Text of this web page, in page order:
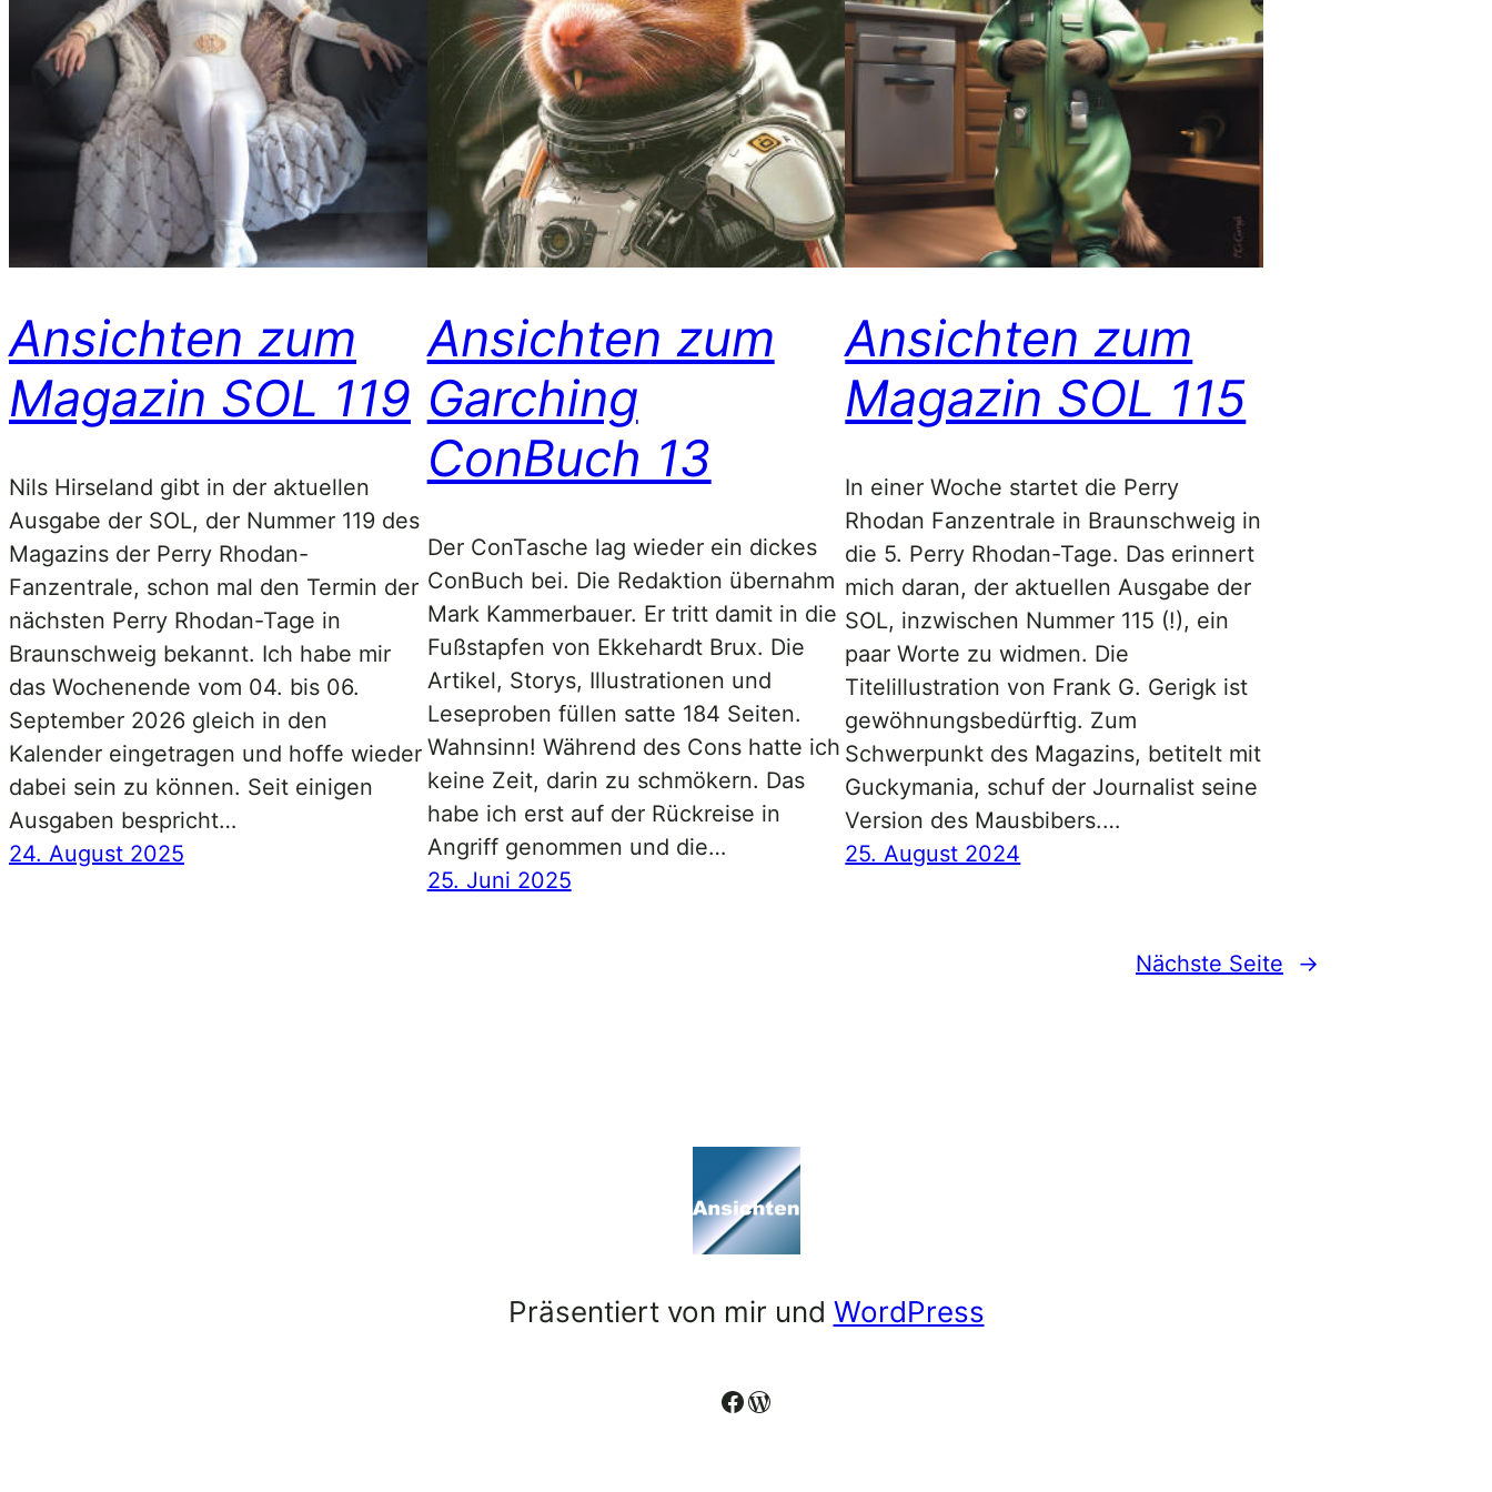
Ansichten zum
Magazin SOL 119
Nils Hirseland gibt in der aktuellen
Ausgabe der SOL, der Nummer 119 des
Magazins der Perry Rhodan-
Fanzentrale, schon mal den Termin der
nächsten Perry Rhodan-Tage in
Braunschweig bekannt. Ich habe mir
das Wochenende vom 04. bis 06.
September 2026 gleich in den
Kalender eingetragen und hoffe wieder
dabei sein zu können. Seit einigen
Ausgaben bespricht…
24. August 2025
Ansichten zum
Garching
ConBuch 13
Der ConTasche lag wieder ein dickes
ConBuch bei. Die Redaktion übernahm
Mark Kammerbauer. Er tritt damit in die
Fußstapfen von Ekkehardt Brux. Die
Artikel, Storys, Illustrationen und
Leseproben füllen satte 184 Seiten.
Wahnsinn! Während des Cons hatte ich
keine Zeit, darin zu schmökern. Das
habe ich erst auf der Rückreise in
Angriff genommen und die…
25. Juni 2025
Ansichten zum
Magazin SOL 115
In einer Woche startet die Perry
Rhodan Fanzentrale in Braunschweig in
die 5. Perry Rhodan-Tage. Das erinnert
mich daran, der aktuellen Ausgabe der
SOL, inzwischen Nummer 115 (!), ein
paar Worte zu widmen. Die
Titelillustration von Frank G. Gerigk ist
gewöhnungsbedürftig. Zum
Schwerpunkt des Magazins, betitelt mit
Guckymania, schuf der Journalist seine
Version des Mausbibers.…
25. August 2024
Nächste Seite →
Präsentiert von mir und WordPress
Facebook
WordPress